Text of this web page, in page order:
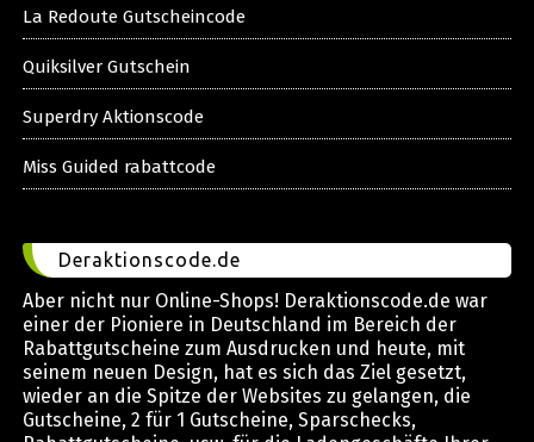
La Redoute Gutscheincode
Quiksilver Gutschein
Superdry Aktionscode
Miss Guided rabattcode
Deraktionscode.de
Aber nicht nur Online-Shops! Deraktionscode.de war
einer der Pioniere in Deutschland im Bereich der
Rabattgutscheine zum Ausdrucken und heute, mit
seinem neuen Design, hat es sich das Ziel gesetzt,
wieder an die Spitze der Websites zu gelangen, die
Gutscheine, 2 für 1 Gutscheine, Sparschecks,